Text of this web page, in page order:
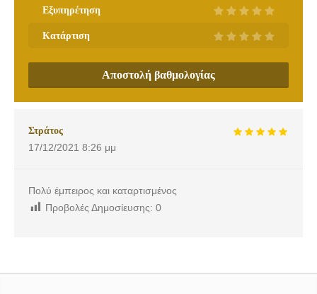
Εξυπηρέτηση
Κατάρτιση
Αποστολή βαθμολογίας
Στράτος
17/12/2021 8:26 μμ
Πολύ έμπειρος και καταρτισμένος
Προβολές Δημοσίευσης: 0